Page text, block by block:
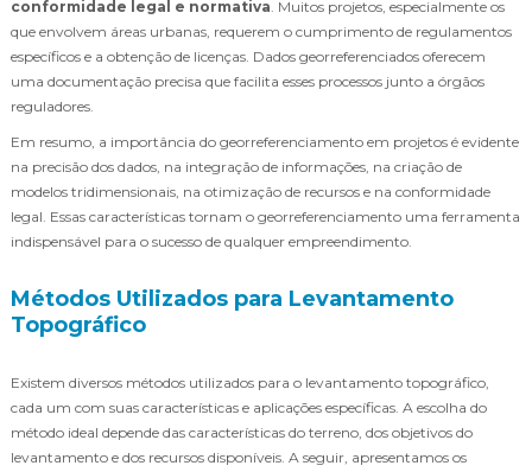
conformidade legal e normativa. Muitos projetos, especialmente os
que envolvem áreas urbanas, requerem o cumprimento de regulamentos
específicos e a obtenção de licenças. Dados georreferenciados oferecem
uma documentação precisa que facilita esses processos junto a órgãos
reguladores.
Em resumo, a importância do georreferenciamento em projetos é evidente
na precisão dos dados, na integração de informações, na criação de
modelos tridimensionais, na otimização de recursos e na conformidade
legal. Essas características tornam o georreferenciamento uma ferramenta
indispensável para o sucesso de qualquer empreendimento.
Métodos Utilizados para Levantamento
Topográfico
Existem diversos métodos utilizados para o levantamento topográfico,
cada um com suas características e aplicações específicas. A escolha do
método ideal depende das características do terreno, dos objetivos do
levantamento e dos recursos disponíveis. A seguir, apresentamos os